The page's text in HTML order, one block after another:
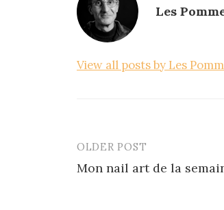
Les
View all posts by Les
Post
navigation
OLDER POST
Mon nail art de la